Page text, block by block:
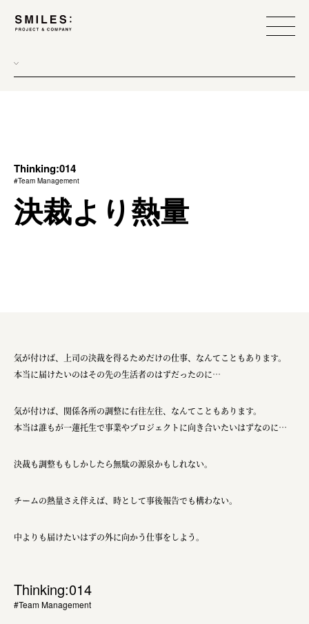
Thinking:014
#Team Management
決裁より熱量
気が付けば、上司の決裁を得るためだけの仕事、なんてこともあります。
本当に届けたいのはその先の生活者のはずだったのに…
気が付けば、関係各所の調整に右往左往、なんてこともあります。
本当は誰もが一蓮托生で事業やプロジェクトに向き合いたいはずなのに…
決裁も調整ももしかしたら無駄の源泉かもしれない。
チームの熱量さえ伴えば、時として事後報告でも構わない。
中よりも届けたいはずの外に向かう仕事をしよう。
Thinking:014
#Team Management